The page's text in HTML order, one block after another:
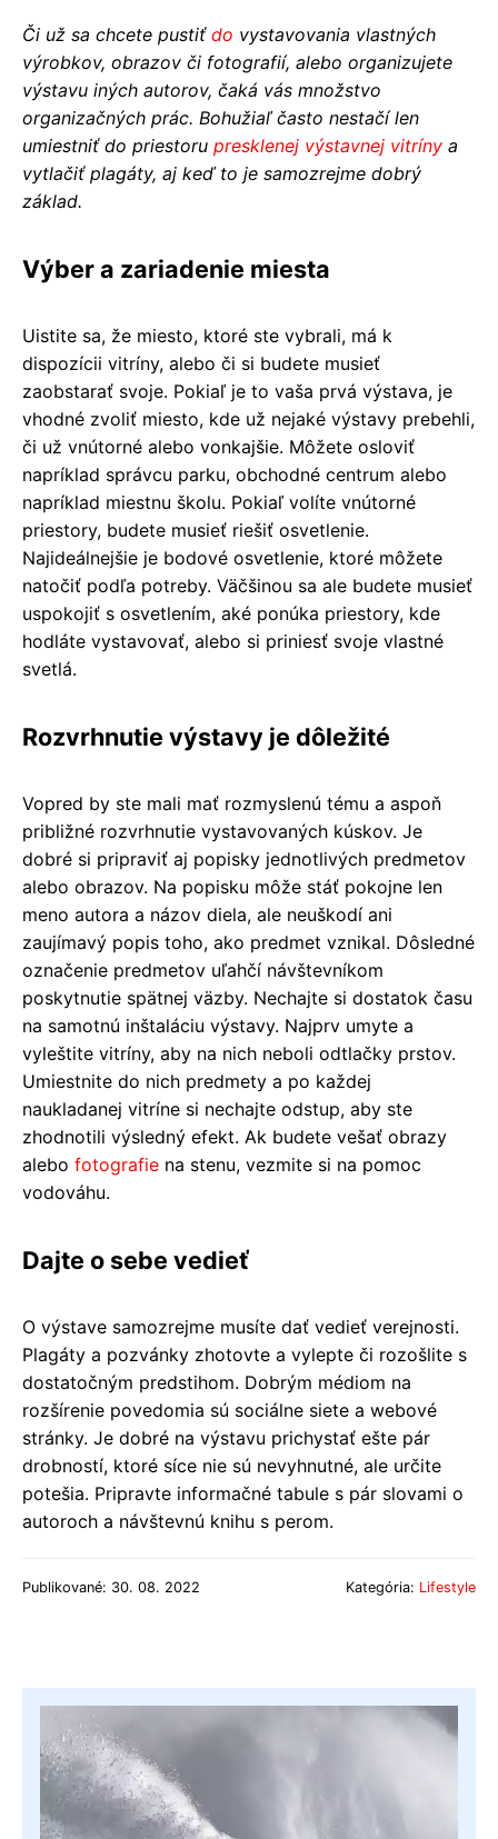
Či už sa chcete pustiť do vystavovania vlastných
výrobkov, obrazov či fotografií, alebo organizujete
výstavu iných autorov, čaká vás množstvo
organizačných prác. Bohužiaľ často nestačí len
umiestniť do priestoru presklenej výstavnej vitríny a
vytlačiť plagáty, aj keď to je samozrejme dobrý
základ.
Výber a zariadenie miesta
Uistite sa, že miesto, ktoré ste vybrali, má k
dispozícii vitríny, alebo či si budete musieť
zaobstarať svoje. Pokiaľ je to vaša prvá výstava, je
vhodné zvoliť miesto, kde už nejaké výstavy prebehli,
či už vnútorné alebo vonkajšie. Môžete osloviť
napríklad správcu parku, obchodné centrum alebo
napríklad miestnu školu. Pokiaľ volíte vnútorné
priestory, budete musieť riešiť osvetlenie.
Najideálnejšie je bodové osvetlenie, ktoré môžete
natočiť podľa potreby. Väčšinou sa ale budete musieť
uspokojiť s osvetlením, aké ponúka priestory, kde
hodláte vystavovať, alebo si priniesť svoje vlastné
svetlá.
Rozvrhnutie výstavy je dôležité
Vopred by ste mali mať rozmyslenú tému a aspoň
približné rozvrhnutie vystavovaných kúskov. Je
dobré si pripraviť aj popisky jednotlivých predmetov
alebo obrazov. Na popisku môže stáť pokojne len
meno autora a názov diela, ale neuškodí ani
zaujímavý popis toho, ako predmet vznikal. Dôsledné
označenie predmetov uľahčí návštevníkom
poskytnutie spätnej väzby. Nechajte si dostatok času
na samotnú inštaláciu výstavy. Najprv umyte a
vyleštite vitríny, aby na nich neboli odtlačky prstov.
Umiestnite do nich predmety a po každej
naukladanej vitríne si nechajte odstup, aby ste
zhodnotili výsledný efekt. Ak budete vešať obrazy
alebo fotografie na stenu, vezmite si na pomoc
vodováhu.
Dajte o sebe vedieť
O výstave samozrejme musíte dať vedieť verejnosti.
Plagáty a pozvánky zhotovte a vylepte či rozošlite s
dostatočným predstihom. Dobrým médiom na
rozšírenie povedomia sú sociálne siete a webové
stránky. Je dobré na výstavu prichystať ešte pár
drobností, ktoré síce nie sú nevyhnutné, ale určite
potešia. Pripravte informačné tabule s pár slovami o
autoroch a návštevnú knihu s perom.
Publikované: 30. 08. 2022 Kategória: Lifestyle